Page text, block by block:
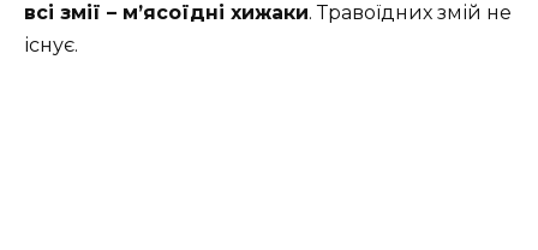
всі змії – м’ясоїдні хижаки. Травоїдних змій не
існує.